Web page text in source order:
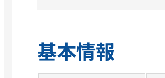
基本情報